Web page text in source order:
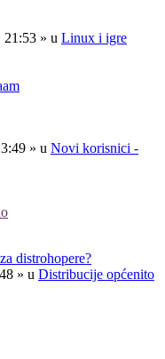
21:53 » u Linux i igre
» u Novi korisnici -
distrohopere?
» u Distribucije općenito